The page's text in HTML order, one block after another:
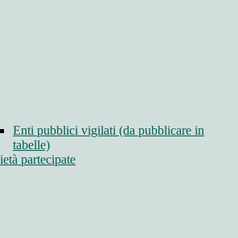
Enti pubblici vigilati (da pubblicare in
tabelle)
partecipate